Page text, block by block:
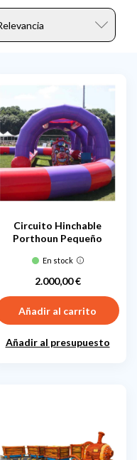
Circuito Hinchable
Porthoun Pequeño
En stock
Precio
2.000,00 €
Añadir al carrito
Añadir al presupuesto